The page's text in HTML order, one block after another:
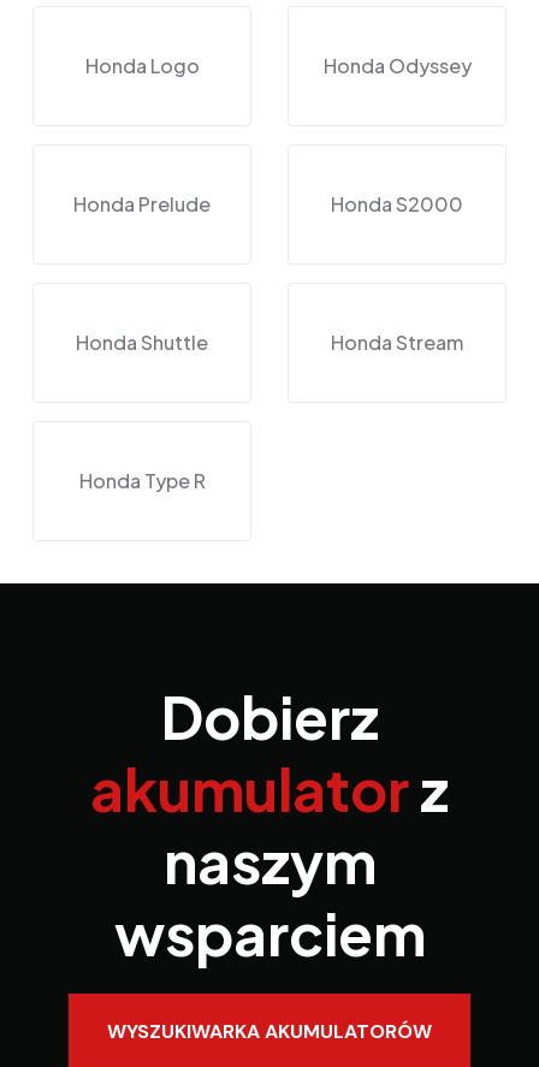
Honda Logo Honda Odyssey
Honda Prelude Honda S2000
Honda Shuttle Honda Stream
Honda Type R
Dobierz
akumulatorz
naszym
wsparciem
WYSZUKIWARKA AKUMULATORÓW